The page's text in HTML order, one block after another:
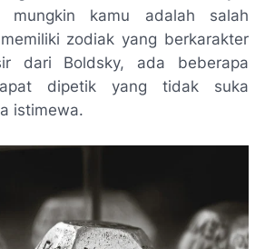
kamu adalah salah
zodiak yang berkarakter
dari Boldsky, ada beberapa
dipetik yang tidak suka
istimewa.